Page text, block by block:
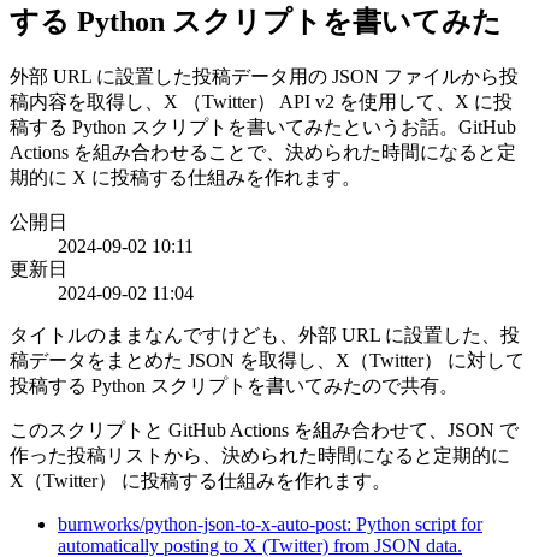
する Python スクリプトを書いてみた
外部 URL に設置した投稿データ用の JSON ファイルから投
稿内容を取得し、X （Twitter） API v2 を使用して、X に投
稿する Python スクリプトを書いてみたというお話。GitHub
Actions を組み合わせることで、決められた時間になると定
期的に X に投稿する仕組みを作れます。
公開日
2024-09-02 10:11
更新日
2024-09-02 11:04
タイトルのままなんですけども、外部 URL に設置した、投
稿データをまとめた JSON を取得し、X（Twitter） に対して
投稿する Python スクリプトを書いてみたので共有。
このスクリプトと GitHub Actions を組み合わせて、JSON で
作った投稿リストから、決められた時間になると定期的に
X（Twitter） に投稿する仕組みを作れます。
burnworks/python-json-to-x-auto-post: Python script for
automatically posting to X (Twitter) from JSON data.